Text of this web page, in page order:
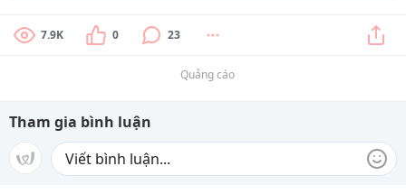
7.9K 0 23
Quảng cáo
Tham gia bình luận